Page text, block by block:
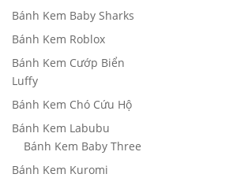
Bánh Kem Baby Sharks
Bánh Kem Roblox
Bánh Kem Cướp Biển
Luffy
Bánh Kem Chó Cứu Hộ
Bánh Kem Labubu
Bánh Kem Baby Three
Bánh Kem Kuromi